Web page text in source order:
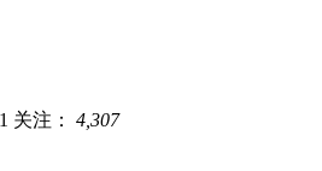
关注： 4,307